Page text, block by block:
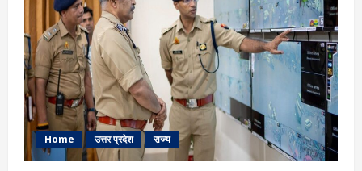
Home उत्तर प्रदेश राज्य